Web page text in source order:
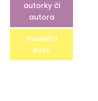
autorky či
autora
Poslední
kusy